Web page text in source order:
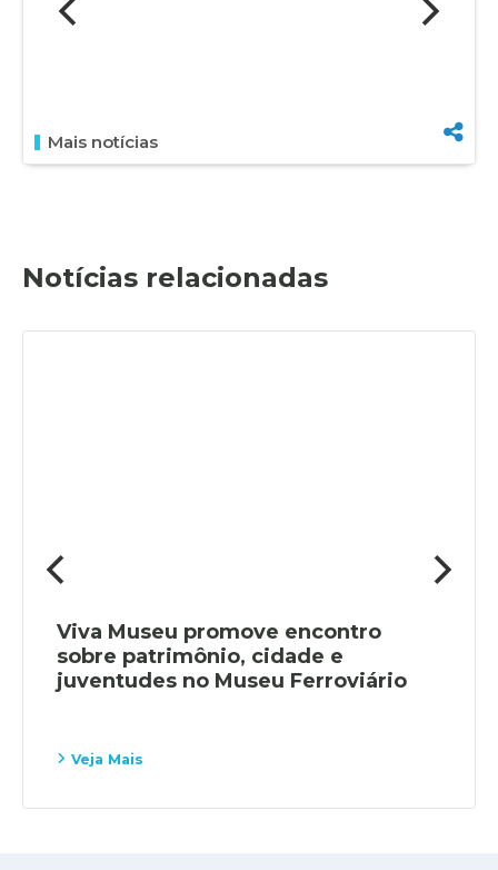
Mais notícias
Notícias relacionadas
Viva Museu promove encontro
sobre patrimônio, cidade e
juventudes no Museu Ferroviário
Veja Mais